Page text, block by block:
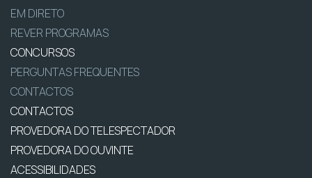
EM DIRETO
REVER PROGRAMAS
CONCURSOS
PERGUNTAS FREQUENTES
CONTACTOS
CONTACTOS
PROVEDORA DO TELESPECTADOR
PROVEDORA DO OUVINTE
ACESSIBILIDADES